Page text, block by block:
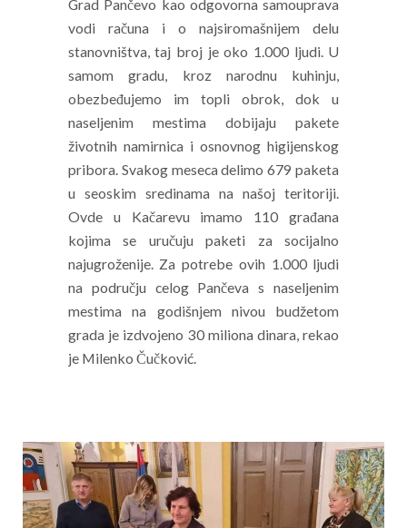
Grad Pančevo kao odgovorna samouprava
vodi računa i o najsiromašnijem delu
stanovništva, taj broj je oko 1.000 ljudi. U
samom gradu, kroz narodnu kuhinju,
obezbeđujemo im topli obrok, dok u
naseljenim mestima dobijaju pakete
životnih namirnica i osnovnog higijenskog
pribora. Svakog meseca delimo 679 paketa
u seoskim sredinama na našoj teritoriji.
Ovde u Kačarevu imamo 110 građana
kojima se uručuju paketi za socijalno
najugroženije. Za potrebe ovih 1.000 ljudi
na području celog Pančeva s naseljenim
mestima na godišnjem nivou budžetom
grada je izdvojeno 30 miliona dinara, rekao
je Milenko Čučković.